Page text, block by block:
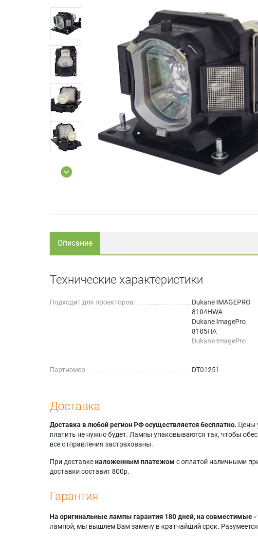
Описание
Технические характеристики
Подходит для проекторов
Dukane IMAGEPRO
8104HWA
Dukane ImagePro
8105HA
Dukane ImagePro
Hitachi CP-A221N
Партномер DT01251
Доставка
Доставка в любой регион РФ осуществляется бесплатно. Цены
платить не нужно будет. Лампы упаковываются так, чтобы
все отправления застрахованы.
При доставкеналоженным платежом с оплатой наличными
доставки составит 800р.
Гарантия
На оригинальные лампы гарантия 180 дней, на совместимые -
лампой, мы вышлем Вам замену в кратчайший срок.